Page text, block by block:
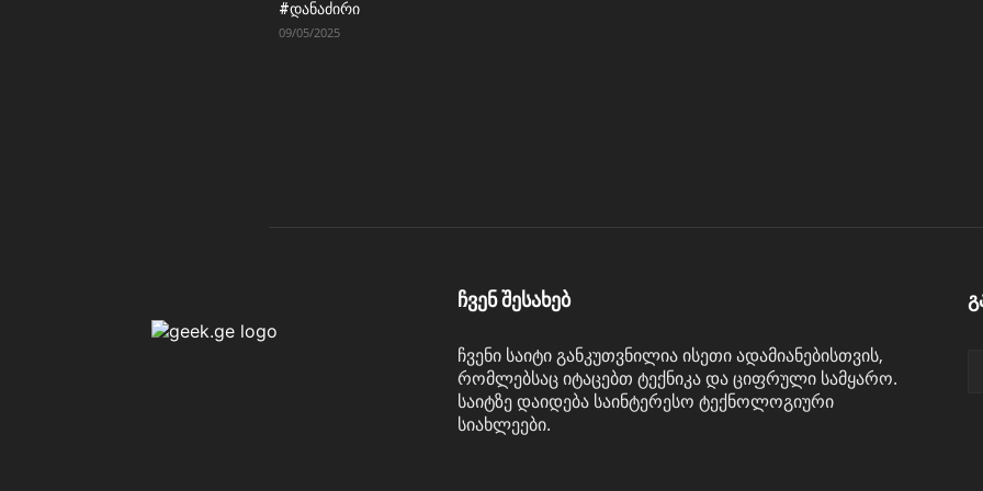
#დანაძირი
09/05/2025
ჩვენ შესახებ
ჩვენი საიტი განკუთვნილია ისეთი ადამიანებისთვის,
რომლებსაც იტაცებთ ტექნიკა და ციფრული სამყარო.
საიტზე დაიდება საინტერესო ტექნოლოგიური
სიახლეები.